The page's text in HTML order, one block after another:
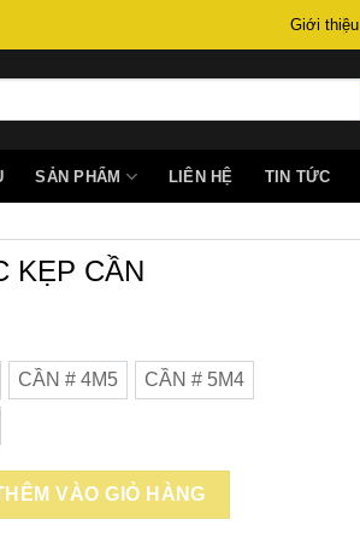
Giới thiệu
SẢN PHẨM LIÊN HỆ TIN TỨC
KẸP CẦN
CẦN # 4M5
CẦN # 4M5CẦN # 5M4
CẦN # 5M4
VÀO GIỎ HÀNG